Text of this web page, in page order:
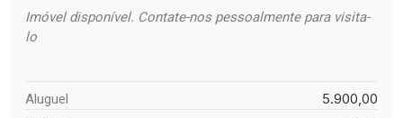
Imóvel disponível. Contate-nos pessoalmente para visita-
lo
Aluguel 5.900,00